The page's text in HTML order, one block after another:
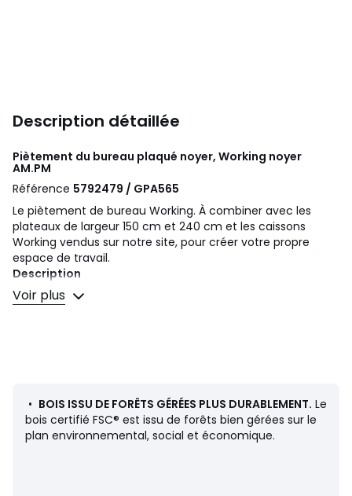
Description détaillée
Piètement du bureau plaqué noyer, Working noyer
AM.PM
Référence 5792479 / GPA565
Le piètement de bureau Working. À combiner avec les
plateaux de largeur 150 cm et 240 cm et les caissons
Working vendus sur notre site, pour créer votre propre
espace de travail.
Description
• MDF plaqué noyer, certifié FSC® finition nitrocellulosique
• À fixer au plateau Working de largeur 150 cm ou 240 cm
Dimensions
Totales
• Largeur : 64,5 cm
• Hauteur : 74,5 cm
Voir plus
• BOIS ISSU DE FORÊTS GÉRÉES PLUS DURABLEMENT. Le
bois certifié FSC® est issu de forêts bien gérées sur le
plan environnemental, social et économique.